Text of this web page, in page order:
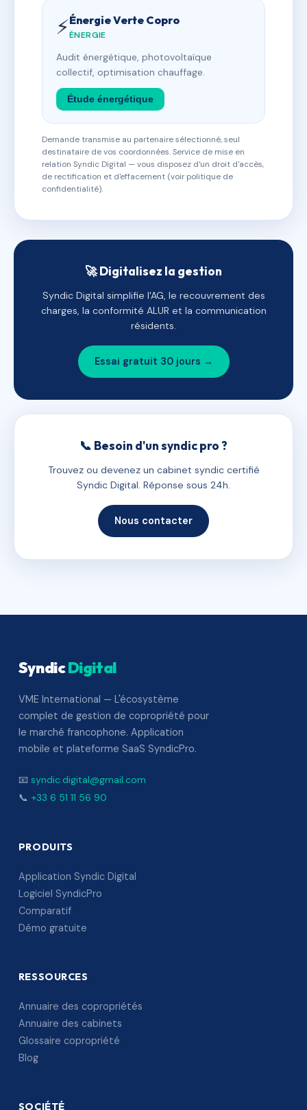
⚡Énergie Verte Copro
ÉNERGIE
Audit énergétique, photovoltaïque
collectif, optimisation chauffage.
Étude énergétique
Demande transmise au partenaire sélectionné, seul
destinataire de vos coordonnées. Service de mise en
relation Syndic Digital — vous disposez d'un droit d'accès,
de rectification et d'effacement (voir politique de
confidentialité).
🚀 Digitalisez la gestion
Syndic Digital simplifie l'AG, le recouvrement des
charges, la conformité ALUR et la communication
résidents.
Essai gratuit 30 jours →
📞 Besoin d'un syndic pro ?
Trouvez ou devenez un cabinet syndic certifié
Syndic Digital. Réponse sous 24h.
Nous contacter
SyndicDigital
VME International — L'écosystème
complet de gestion de copropriété pour
le marché francophone. Application
mobile et plateforme SaaS SyndicPro.
📧 syndic.digital@gmail.com
📞 +33 6 51 11 56 90
PRODUITS
Application Syndic Digital
Logiciel SyndicPro
Comparatif
Démo gratuite
RESSOURCES
Annuaire des copropriétés
Annuaire des cabinets
Glossaire copropriété
Blog
SOCIÉTÉ